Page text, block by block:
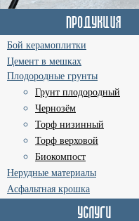
Бой керамоплитки
Цемент в мешках
Плодородные грунты
Грунт плодородный
Чернозём
Торф низинный
Торф верховой
Биокомпост
Нерудные материалы
Асфальтная крошка